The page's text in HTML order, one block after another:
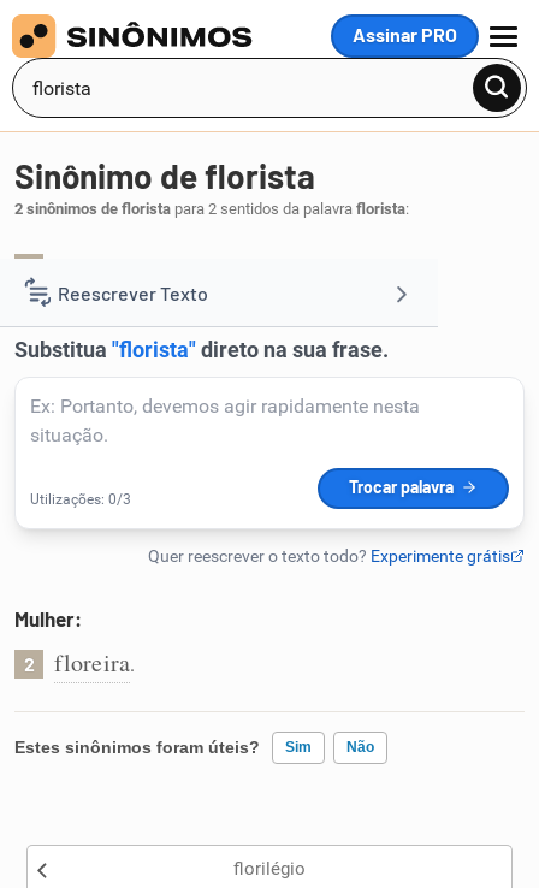
Assinar PRO
MENU
Reescrever Texto
Resumir Texto
Corrigir Texto
Detector de IA
Humanizador de IA
Sinônimo de florista
2 sinônimos de florista para 2 sentidos da palavra florista:
Mulher:
2 floreira.
Estes sinônimos foram úteis? Sim Não
Nenhum dos sinônimos apresentados me ajudou
florilégio